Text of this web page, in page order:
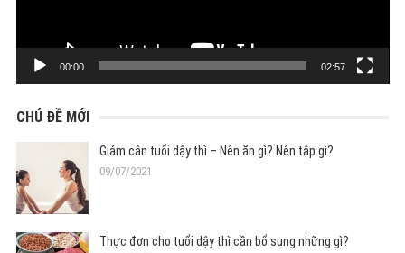
00:00 02:57
CHỦ ĐỀ MỚI
Giảm cân tuổi dậy thì – Nên ăn gì? Nên tập gì?
09/07/2021
Thực đơn cho tuổi dậy thì cần bổ sung những gì?